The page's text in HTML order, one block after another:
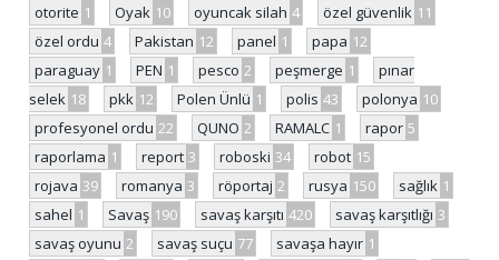
otorite 1 Oyak 10 oyuncak silah 4 özel güvenlik 11
özel ordu 4 Pakistan 12 panel 1 papa 12
paraguay 1 PEN 1 pesco 2 peşmerge 1
pınar
selek 18 pkk 12 Polen Ünlü 1 polis 43 polonya 10
profesyonel ordu 22 QUNO 2 RAMALC 1 rapor 5
raporlama 1 report 3 roboski 34 robot 15
rojava 39 romanya 3 röportaj 2 rusya 150 sağlık 1
sahel 1 Savaş 190 savaş karşıtı 420 savaş karşıtlığı 3
savaş oyunu 2 savaş suçu 77 savaşa hayır 1